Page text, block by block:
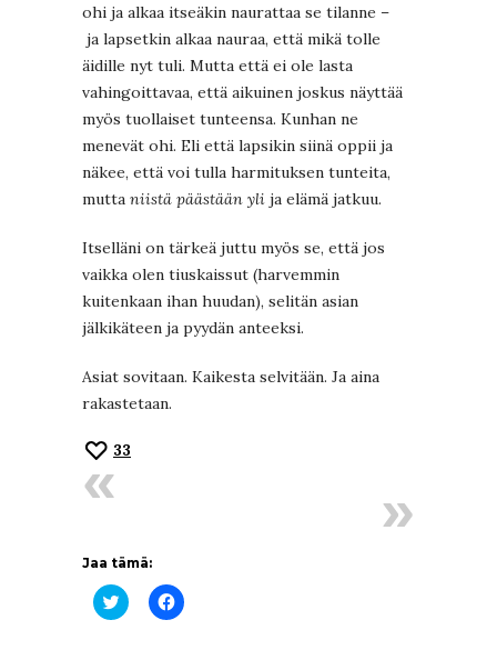
ohi ja alkaa itseäkin naurattaa se tilanne –
ja lapsetkin alkaa nauraa, että mikä tolle
äidille nyt tuli. Mutta että ei ole lasta
vahingoittavaa, että aikuinen joskus näyttää
myös tuollaiset tunteensa. Kunhan ne
menevät ohi. Eli että lapsikin siinä oppii ja
näkee, että voi tulla harmituksen tunteita,
mutta niistä päästään yli ja elämä jatkuu.
Itselläni on tärkeä juttu myös se, että jos
vaikka olen tiuskaissut (harvemmin
kuitenkaan ihan huudan), selitän asian
jälkikäteen ja pyydän anteeksi.
Asiat sovitaan. Kaikesta selvitään. Ja aina
rakastetaan.
33
Jaa tämä:
Jaa
Twitterissä(Avautuu
Jaa
Facebookissa(Avautuu